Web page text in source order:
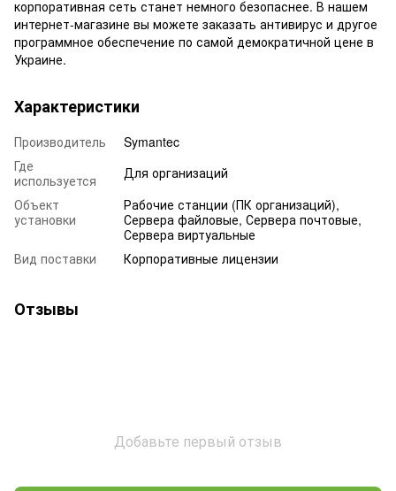
корпоративная сеть станет немного безопаснее. В нашем
интернет-магазине вы можете заказать антивирус и другое
программное обеспечение по самой демократичной цене в
Украине.
Характеристики
Производитель
Symantec
Где
используется
Для организаций
Объект
установки
Рабочие станции (ПК организаций),
Сервера файловые, Сервера почтовые,
Сервера виртуальные
Вид поставки
Корпоративные лицензии
Отзывы
Добавьте первый отзыв